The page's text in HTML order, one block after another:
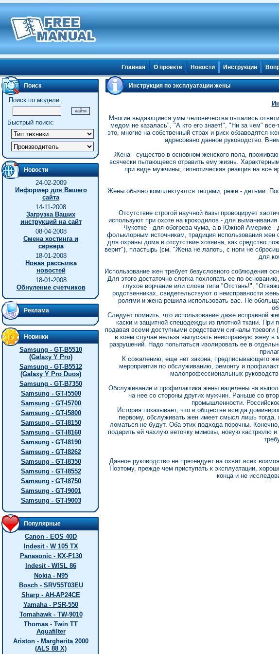
Главная О проекте Новости Инструкции
Поиск
Поиск по модели:
Быстрый поиск:
Новости
24-02-2009
Информер для Вашего
сайта
14-11-2008
Загрузка Ваших
инструкций на сайт
08-04-2008
Смена хостинга и
сервера
18-01-2008
Новая рассылка
новостей
18-01-2008
Обнуление счетчиков
Реклама
Новинки
Samsung - GT-B5510
(Galaxy Y Pro)
Samsung - GT-B5512
(Galaxy Y Pro Duos)
Samsung - GT-B7350
Samsung - GT-I5500
Samsung - GT-I5700
Samsung - GT-I5800
Samsung - GT-I8150
Samsung - GT-I8160
Samsung - GT-I8190
Samsung - GT-I8262
Samsung - GT-I8350
Samsung - GT-I8552
Samsung - GT-I8750
Samsung - GT-I9001
Samsung - GT-I9003
Популярные
Canon - EOS 40D
Indesit - W 105 TX
Panasonic - KX-F130
Indesit - WISL 86
Nokia - N95
Bosch - SRV55T03EU
Sharp - AH-AP24CE
Yamaha - PSR-550
Tomahawk - TW-9010
Thomas - Twin TT
Aquafilter
Ariston - Margherita 2000
(ALS 88 X)
Инструкция по эксплуатации жены
Многие выдающиеся умы человечества пытались
медом не казалась", "А кто его знает!", "Ни за чем"
это, многие на собственный страх и риск обзаводятся
адресовано данное руководство.
Жена - существо в основном женского пола,
всячески пытающееся отравить ему жизнь.
при виде мужчины; гипнотическая реакция на все
Жены обычно комплектуются тещами, реже - детьми.
Отсутствие строгой научной базы провоцирует
используют при охоте на крокодилов - для
Чукотке - для обогрева чума, а в Южной Америке -
фольклорным источникам, традиция использования
для охраны дома в отсутствие хозяина, как средство
верит"), пластырь (см. "Жена не лапоть, с ноги не
для
Использование жен требует безусловного соблюдения
Для этого достаточно слегка похлопать ее по
глухое ворчание или слова типа "Отстань!",
родственниках, свидетельствуют о неисправности
ролями и жена решила использовать вас. Не
Следует помнить, что использование даже исправной
каски и защитной спецодежды из плотной ткани. При
подавая всеми доступными средствами сигналы
в коем случае нельзя выпускать неисправную жену в
разрушений. Надо попытаться изолировать ее в
К сожалению, еще нет закона, предписывающего
мероприятия по обслуживанию, ремонту и
малопрофессиональных
Обслуживание и профилактика жены нацелены на
на нее со стороны других мужчин. Раньше со
промышленности.
История показывает, что в обществе всегда
первому, обслуживать жен имеет смысл лишь тогда,
ломаться не будут. Оба этих подхода порочны.
подарить ей чахлую веточку мимозы, новую кастрюлю и
Данное руководство не претендует на охват всех
Поэтому, прежде чем приступать к эксплуатации,
конца и не